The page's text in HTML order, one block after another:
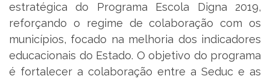
estratégica do Programa Escola Digna 2019,
reforçando o regime de colaboração com os
municípios, focado na melhoria dos indicadores
educacionais do Estado. O objetivo do programa
é fortalecer a colaboração entre a Seduc e as